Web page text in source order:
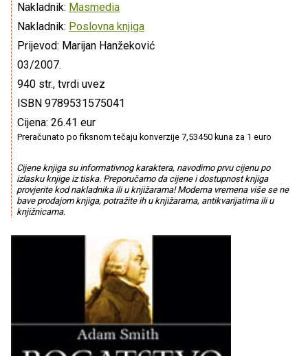
Nakladnik: Masmedia
Nakladnik: Poslovna knjiga
Prijevod: Marijan Hanžeković
03/2007.
940 str., tvrdi uvez
ISBN 9789531575041
Cijena: 26.41 eur
Preračunato po fiksnom tečaju konverzije 7,53450 kuna za 1 euro
Cijene knjiga su informativnog karaktera, navodimo prvu cijenu po
izlasku knjige iz tiska. Preporučamo da cijene i dostupnost knjiga
provjerite kod nakladnika ili u knjižarama! Moderna vremena više se ne
bave prodajom knjiga, potražite ih u knjižarama, antikvarijatima ili u
knjižnicama.